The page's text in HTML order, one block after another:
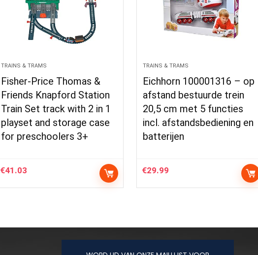
TRAINS & TRAMS
Fisher-Price Thomas &
Friends Knapford Station
Train Set track with 2 in 1
playset and storage case
for preschoolers 3+
€41.03
TRAINS & TRAMS
Eichhorn 100001316 – op
afstand bestuurde trein
20,5 cm met 5 functies
incl. afstandsbediening en
batterijen
€29.99